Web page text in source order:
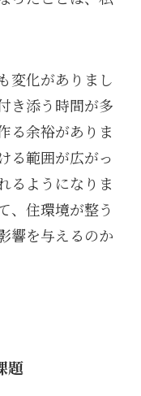
変化がありまし
き添う時間が多
る余裕がありま
る範囲が広がっ
るようになりま
、住環境が整う
響を与えるのか
題